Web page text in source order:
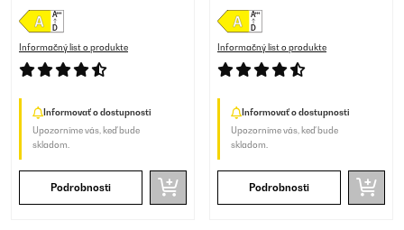
Informačný list o produkte
Informovať o dostupnosti
Upozorníme vás, keď bude
skladom.
Podrobnosti
Informačný list o produkte
Informovať o dostupnosti
Upozorníme vás, keď bude
skladom.
Podrobnosti